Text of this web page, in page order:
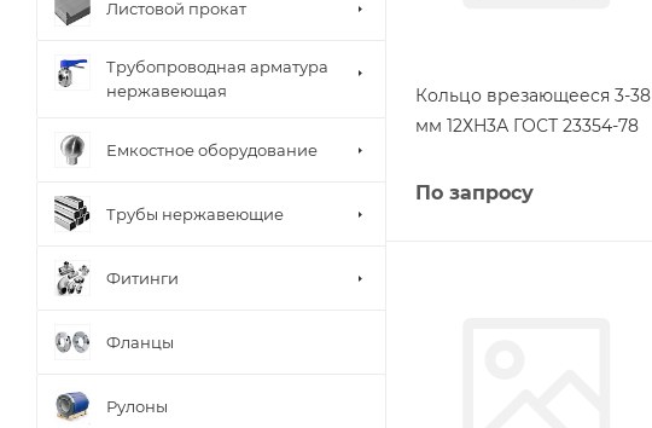
Кольцо врезающееся 3-38
мм 12ХН3А ГОСТ 23354-78
По запросу
Листовой прокат
Трубопроводная арматура
нержавеющая
Емкостное оборудование
Трубы нержавеющие
Фитинги
Фланцы
Рулоны